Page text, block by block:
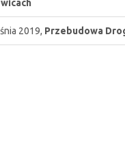
2019, Przebudowa